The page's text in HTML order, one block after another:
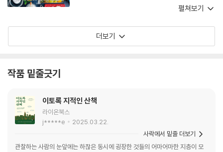
펼쳐보기
더보기
작품 밑줄긋기
이토록 지적인 산책
라이온북스
j*****e
2025.03.22.
관찰하는 사람의 눈앞에는 하찮은 동시에 굉장한 것들의 어마어마한 지층이 모
사락에서 밑줄 더보기